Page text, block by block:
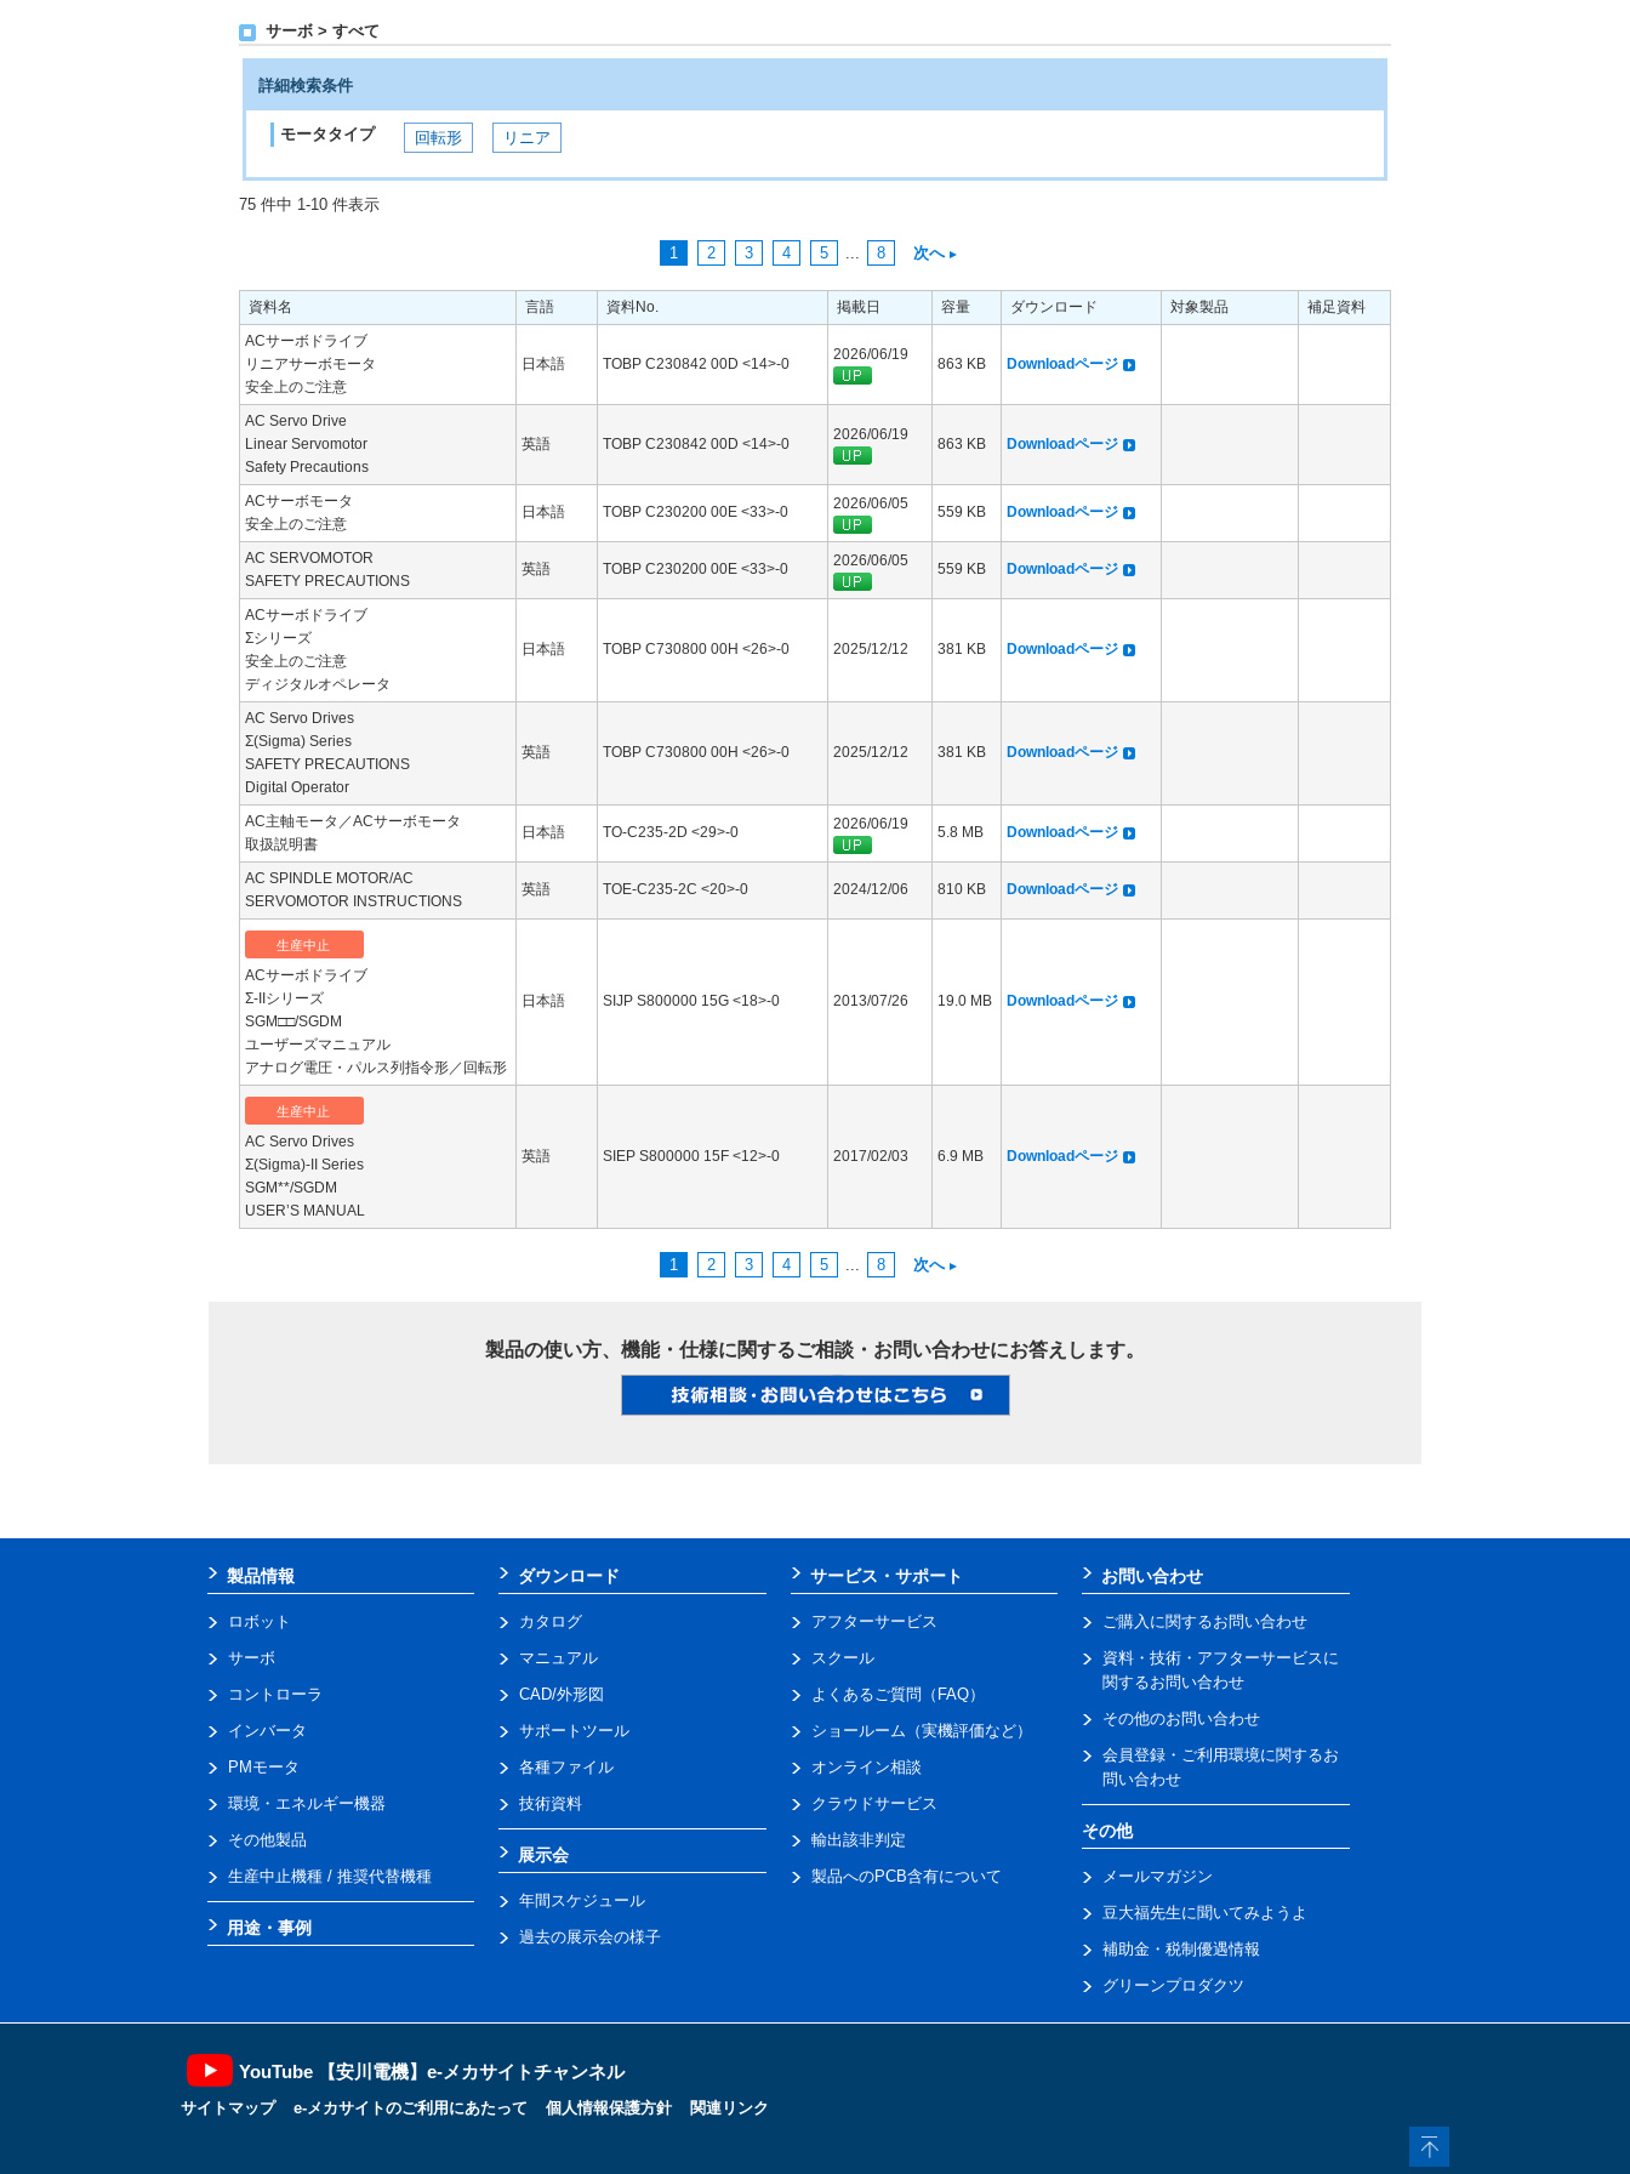
サーボ > すべて
詳細検索条件
モータタイプ 回転形 リニア
75 件中 1-10 件表示
1 2 3 4 5 ... 8 次へ
資料名 言語 資料No. 掲載日 容量 ダウンロード 対象製品
補足資料
ACサーボドライブ
リニアサーボモータ
安全上のご注意
日本語 TOBP C230842 00D <14>-0
2026/06/19
863 KB Downloadページ
AC Servo Drive
Linear Servomotor
Safety Precautions
英語 TOBP C230842 00D <14>-0
2026/06/19
863 KB Downloadページ
ACサーボモータ
安全上のご注意
日本語 TOBP C230200 00E <33>-0 2026/06/05 559 KB Downloadページ
AC SERVOMOTOR
SAFETY PRECAUTIONS
英語 TOBP C230200 00E <33>-0 2026/06/05 559 KB Downloadページ
ACサーボドライブ
Σシリーズ
安全上のご注意
ディジタルオペレータ
日本語 TOBP C730800 00H <26>-0 2025/12/12 381 KB Downloadページ
AC Servo Drives
Σ(Sigma) Series
SAFETY PRECAUTIONS
Digital Operator
英語 TOBP C730800 00H <26>-0 2025/12/12 381 KB Downloadページ
AC主軸モータ／ACサーボモータ
取扱説明書
日本語 TO-C235-2D <29>-0 2026/06/19 5.8 MB Downloadページ
AC SPINDLE MOTOR/AC
SERVOMOTOR INSTRUCTIONS
英語 TOE-C235-2C <20>-0 2024/12/06 810 KB Downloadページ
生産中止
ACサーボドライブ
Σ-IIシリーズ
SGM□□/SGDM
ユーザーズマニュアル
アナログ電圧・パルス列指令形／回転形
日本語 SIJP S800000 15G <18>-0 2013/07/26 19.0 MB Downloadページ
生産中止
AC Servo Drives
Σ(Sigma)-II Series
SGM**/SGDM
USER’S MANUAL
英語 SIEP S800000 15F <12>-0 2017/02/03 6.9 MB Downloadページ
1 2 3 4 5 ... 8 次へ
製品の使い方、機能・仕様に関するご相談・お問い合わせにお答えします。
製品情報
ロボット
サーボ
コントローラ
インバータ
PMモータ
環境・エネルギー機器
その他製品
生産中止機種 / 推奨代替機種
用途・事例
ダウンロード
カタログ
マニュアル
CAD/外形図
サポートツール
各種ファイル
技術資料
展示会
年間スケジュール
過去の展示会の様子
サービス・サポート
アフターサービス
スクール
よくあるご質問（FAQ）
ショールーム（実機評価など）
オンライン相談
クラウドサービス
輸出該非判定
製品へのPCB含有について
お問い合わせ
ご購入に関するお問い合わせ
資料・技術・アフターサービスに
関するお問い合わせ
その他のお問い合わせ
会員登録・ご利用環境に関するお
問い合わせ
その他
メールマガジン
豆大福先生に聞いてみようよ
補助金・税制優遇情報
グリーンプロダクツ
YouTube 【安川電機】e-メカサイトチャンネル
サイトマップ e-メカサイトのご利用にあたって 個人情報保護方針 関連リンク